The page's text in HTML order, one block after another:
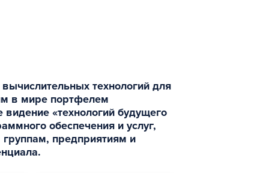
технологий для
в мире портфелем
«технологий будущего
обеспечения и услуг,
предприятиям и